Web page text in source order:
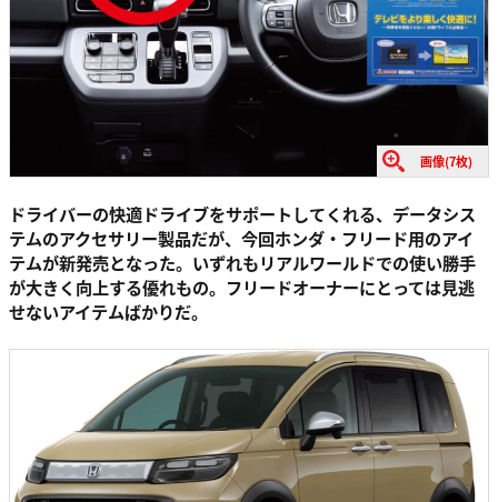
画像(7枚)
ドライバーの快適ドライブをサポートしてくれる、データシス
テムのアクセサリー製品だが、今回ホンダ・フリード用のアイ
テムが新発売となった。いずれもリアルワールドでの使い勝手
が大きく向上する優れもの。フリードオーナーにとっては見逃
せないアイテムばかりだ。